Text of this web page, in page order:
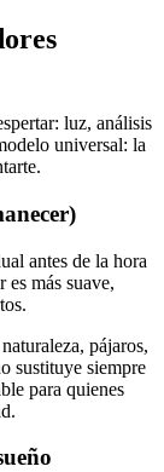
luz, análisis
universal: la
antes de la hora
es más suave,
pájaros,
sustituye siempre
para quienes